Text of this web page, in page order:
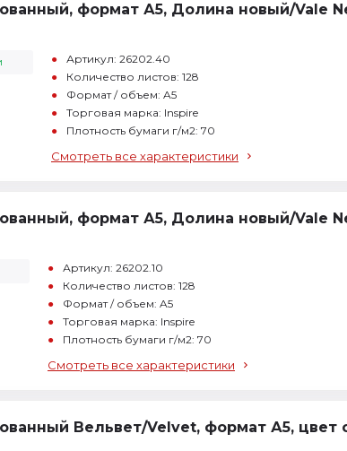
формат А5, Долина новый/Vale
Артикул: 26202.40
Количество листов: 128
Формат / объем: A5
Торговая марка: Inspire
Плотность бумаги г/м2: 70
Смотреть все характеристики
формат А5, Долина новый/Vale
Артикул: 26202.10
Количество листов: 128
Формат / объем: A5
Торговая марка: Inspire
Плотность бумаги г/м2: 70
Смотреть все характеристики
Вельвет/Velvet, формат А5, цвет